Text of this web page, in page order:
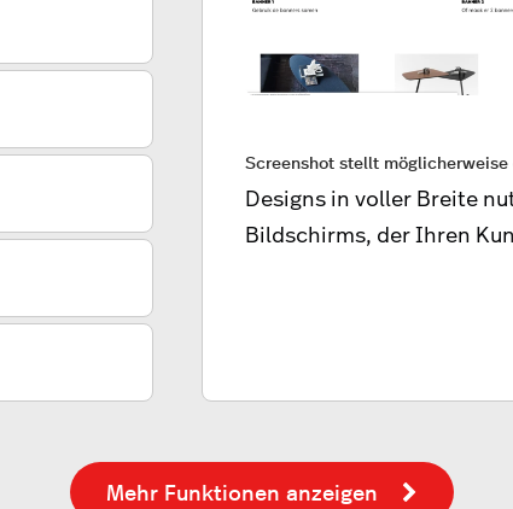
Screenshot stellt
Designs in voller Breite
Bildschirms, der Ihren
Mehr Funktionen anzeigen